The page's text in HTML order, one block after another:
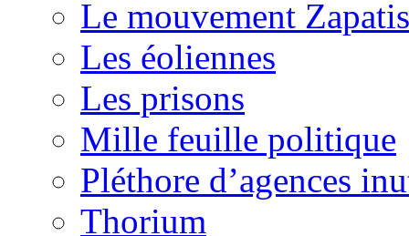
Le mouvement
Les éoliennes
Les prisons
Mille feuille politique
Pléthore d’agences
Thorium